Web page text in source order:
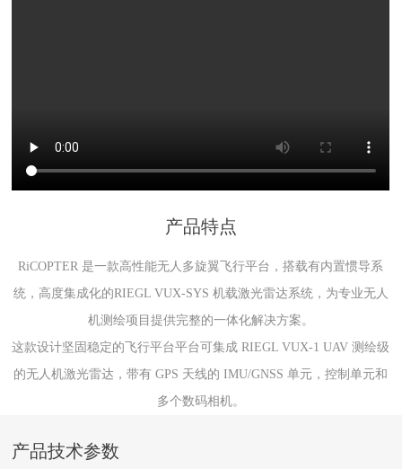
产品特点
RiCOPTER 是一款高性能无人多旋翼飞行平台，搭载有内置惯导系
统，高度集成化的RIEGL VUX-SYS 机载激光雷达系统，为专业无人
机测绘项目提供完整的一体化解决方案。
这款设计坚固稳定的飞行平台平台可集成 RIEGL VUX-1 UAV 测绘级
的无人机激光雷达，带有 GPS 天线的 IMU/GNSS 单元，控制单元和
多个数码相机。
产品技术参数